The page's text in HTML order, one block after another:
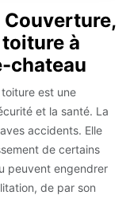
Couverture,
à
chateau
est une
et la santé. La
accidents. Elle
de certains
peuvent engendrer
de par son